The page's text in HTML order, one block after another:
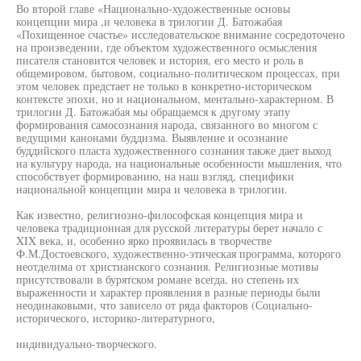
Во второй главе «Национально-художественные основы
концепции мира ,и человека в трилогии Д. Батожабая
«Похищенное счастье» исследовательское внимание сосредоточено
на произведении, где объектом художественного осмысления
писателя становится человек и история, его место и роль в
общемировом, бытовом, социально-политическом процессах, при
этом человек предстает не только в конкретно-историческом
контексте эпохи, но и национальном, ментально-характерном. В
трилогии Д. Батожабая мы обращаемся к другому этапу
формирования самосознания народа, связанного во многом с
ведущими канонами буддизма. Выявление и осознание
буддийского пласта художественного сознания также дает выход
на культуру народа, на национальные особенности мышления, что
способствует формированию, на наш взгляд, специфики
национальной концепции мира и человека в трилогии.
Как известно, религиозно-философская концепция мира и
человека традиционная для русской литературы берет начало с
XIX века, и, особенно ярко проявилась в творчестве
Ф.М.Достоевского, художественно-этическая программа, которого
неотделима от христианского сознания. Религиозные мотивы
присутствовали в бурятском романе всегда, но степень их
выраженности и характер проявления в разные периоды были
неодинаковыми, что зависело от ряда факторов (Социально-
исторического, историко-литературного,
индивидуально-творческого.